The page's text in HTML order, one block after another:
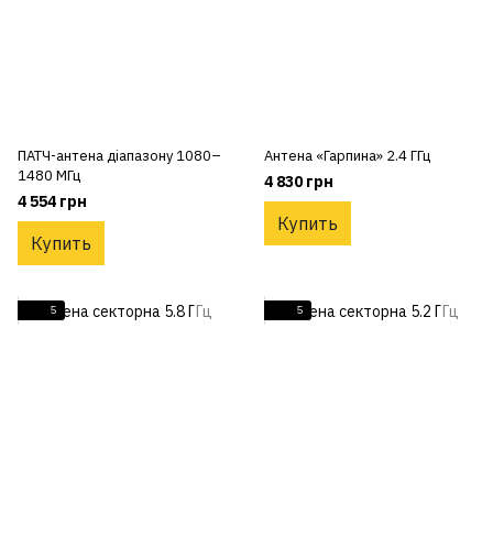
ПАТЧ-антена діапазону 1080–
1480 МГц
4 554 грн
Купить
Антена «Гарпина» 2.4 ГГц
4 830 грн
Купить
5 5